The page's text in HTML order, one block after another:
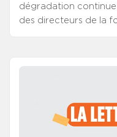
dégradation continue
des directeurs de la